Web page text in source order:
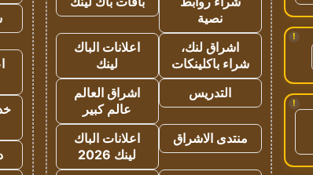
!
!
نصية
اشراق لنك،
شراء باكلينكات
اعلانات الباك
لينك
التدريس
اشراق العالم
عالم كبير
منتدى الاشراق
اعلانات الباك
لينك 2026